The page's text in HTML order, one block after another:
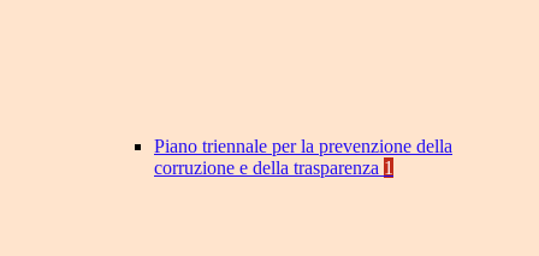
Piano triennale per la prevenzione della
corruzione e della trasparenza 1